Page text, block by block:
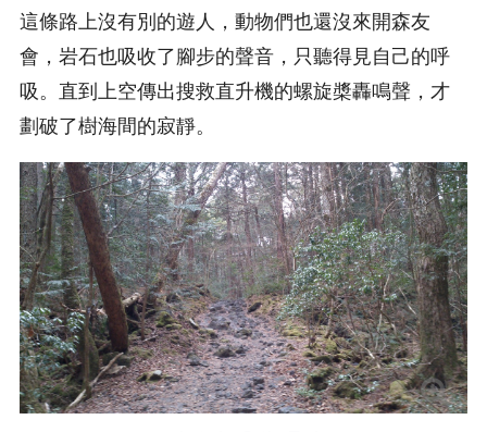
這條路上沒有別的遊人，動物們也還沒來開森友
會，岩石也吸收了腳步的聲音，只聽得見自己的呼
吸。直到上空傳出搜救直升機的螺旋槳轟鳴聲，才
劃破了樹海間的寂靜。